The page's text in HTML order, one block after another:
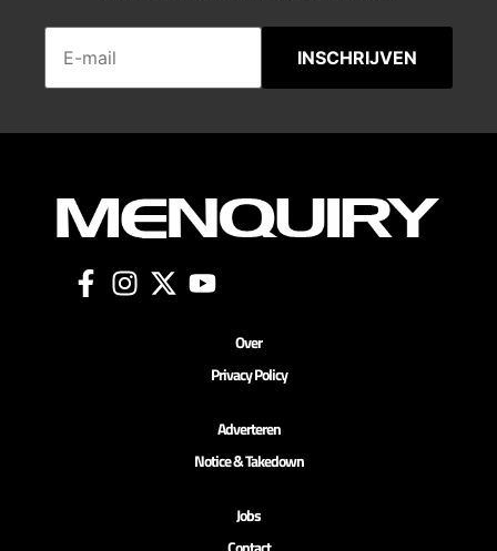
INSCHRIJVEN
Over
Privacy Policy
Adverteren
Notice & Takedown
Jobs